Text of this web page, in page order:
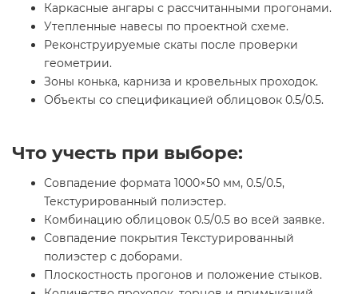
Каркасные ангары с рассчитанными прогонами.
Утепленные навесы по проектной схеме.
Реконструируемые скаты после проверки
геометрии.
Зоны конька, карниза и кровельных проходок.
Объекты со спецификацией облицовок 0.5/0.5.
Что учесть при выборе:
Совпадение формата 1000×50 мм, 0.5/0.5,
Текстурированный полиэстер.
Комбинацию облицовок 0.5/0.5 во всей заявке.
Совпадение покрытия Текстурированный
полиэстер с доборами.
Плоскостность прогонов и положение стыков.